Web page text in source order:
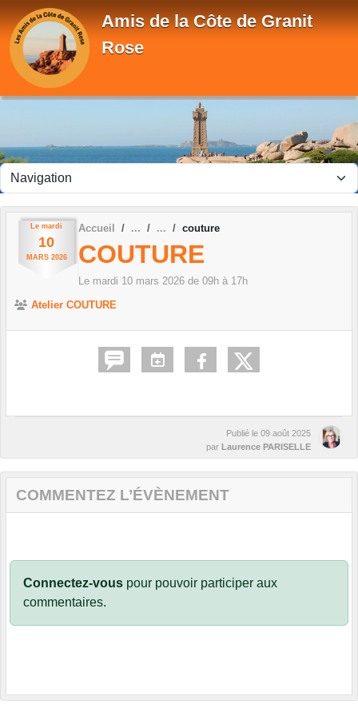
Amis de la Côte de Granit
Rose
Le mardi
10
MARS 2026
Accueil couture
COUTURE
Le mardi 10 mars 2026 de 09h à 17h
Atelier COUTURE
Publié le 09 août 2025
par Laurence PARISELLE
COMMENTEZ L’ÉVÈNEMENT
Connectez-vous pour pouvoir participer aux
commentaires.
Panneau de gestion des cookies